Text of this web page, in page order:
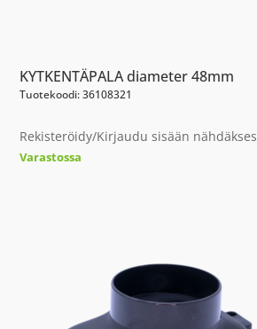
KYTKENTÄPALA diameter 48mm
Tuotekoodi: 36108321
Rekisteröidy/Kirjaudu sisään
Varastossa